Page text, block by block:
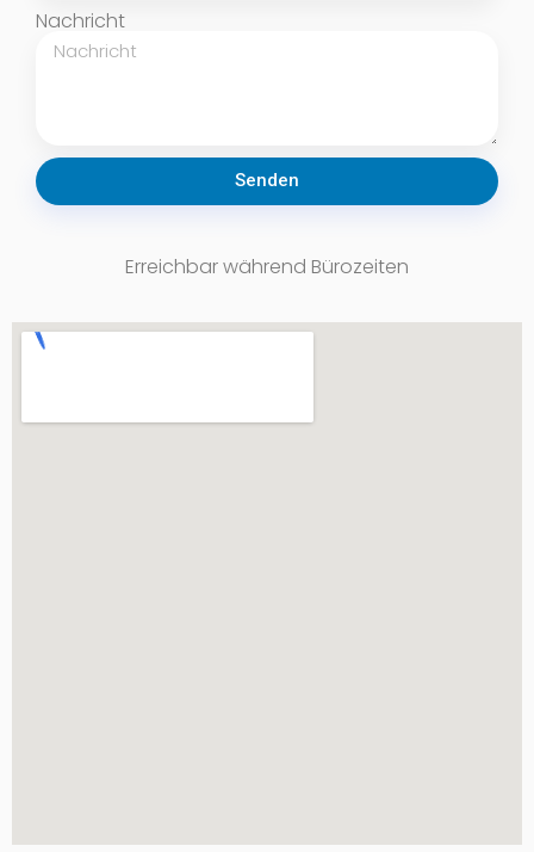
Nachricht
Senden
Erreichbar während Bürozeiten